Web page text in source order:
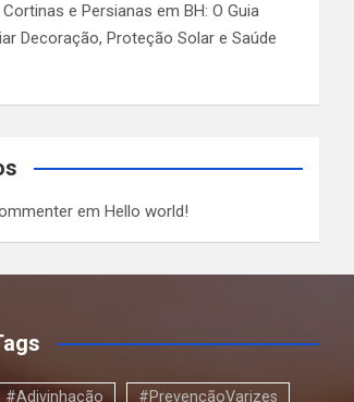
e Persianas em BH: O Guia
Decoração, Proteção Solar e Saúde
emHello world!
#Adivinhação #PrevençãoVarizes